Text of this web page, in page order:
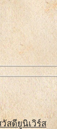
สดียูนิเวิร์ส